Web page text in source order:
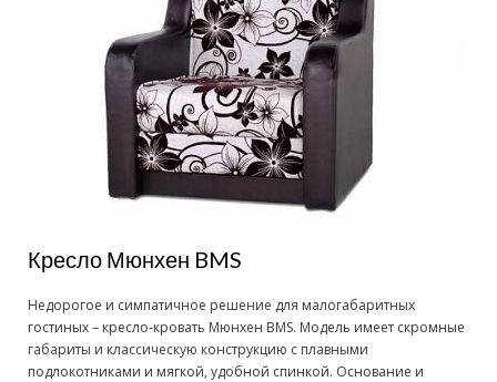
Кресло Мюнхен BMS
Недорогое и симпатичное решение для малогабаритных
гостиных – кресло-кровать Мюнхен BMS. Модель имеет скромные
габариты и классическую конструкцию с плавными
подлокотниками и мягкой, удобной спинкой. Основание и